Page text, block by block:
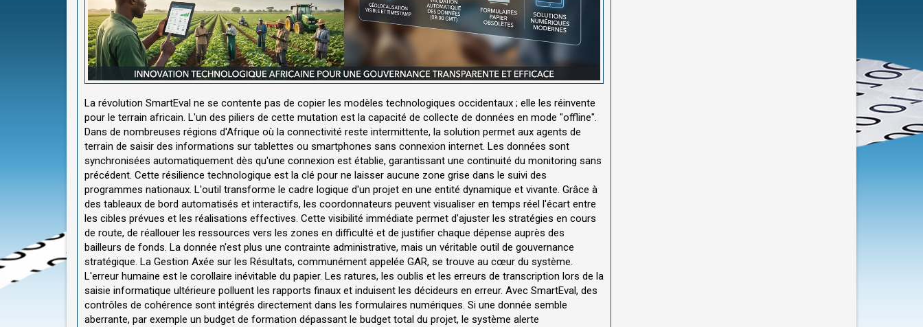
La révolution SmartEval ne se contente pas de copier les modèles technologiques occidentaux ; elle les réinvente
pour le terrain africain. L'un des piliers de cette mutation est la capacité de collecte de données en mode "offline".
Dans de nombreuses régions d'Afrique où la connectivité reste intermittente, la solution permet aux agents de
terrain de saisir des informations sur tablettes ou smartphones sans connexion internet. Les données sont
synchronisées automatiquement dès qu'une connexion est établie, garantissant une continuité du monitoring sans
précédent. Cette résilience technologique est la clé pour ne laisser aucune zone grise dans le suivi des
programmes nationaux. L'outil transforme le cadre logique d'un projet en une entité dynamique et vivante. Grâce à
des tableaux de bord automatisés et interactifs, les coordonnateurs peuvent visualiser en temps réel l'écart entre
les cibles prévues et les réalisations effectives. Cette visibilité immédiate permet d'ajuster les stratégies en cours
de route, de réallouer les ressources vers les zones en difficulté et de justifier chaque dépense auprès des
bailleurs de fonds. La donnée n'est plus une contrainte administrative, mais un véritable outil de gouvernance
stratégique. La Gestion Axée sur les Résultats, communément appelée GAR, se trouve au cœur du système.
L'erreur humaine est le corollaire inévitable du papier. Les ratures, les oublis et les erreurs de transcription lors de la
saisie informatique ultérieure polluent les rapports finaux et induisent les décideurs en erreur. Avec SmartEval, des
contrôles de cohérence sont intégrés directement dans les formulaires numériques. Si une donnée semble
aberrante, par exemple un budget de formation dépassant le budget total du projet, le système alerte